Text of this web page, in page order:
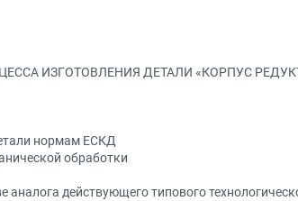
ИЗГОТОВЛЕНИЯ ДЕТАЛИ «КОРПУС
нормам ЕСКД
обработки
действующего типового